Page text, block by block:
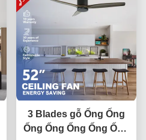
3 Blades gỗ Ống Ống
Ống Ống Ống Ống Ống